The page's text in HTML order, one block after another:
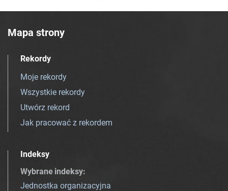
Mapa strony
Rekordy
Moje rekordy
Wszystkie rekordy
Utwórz rekord
Jak pracować z rekordem
Indeksy
Wybrane indeksy:
Jednostka organizacyjna